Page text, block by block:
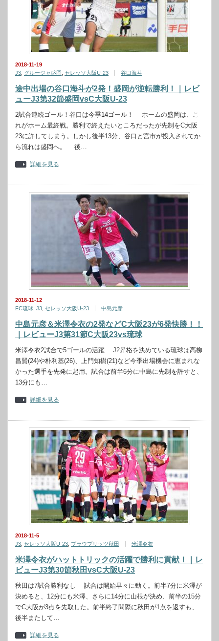
2018-11-19
J3 グルージャ盛岡 セレッソ大阪U-23 谷口海斗
途中出場の谷口海斗が2発！盛岡が逆転勝利！｜レビ
ューJ3第32節盛岡vsC大阪U-23
2試合連続ゴール！谷口は今季14ゴール！ ホームの盛岡は、こ
れがホーム最終戦。勝利で終えたいところだったが先制をC大阪
23に許してしまう。しかし後半13分、谷口と宮市が投入されてか
ら流れは盛岡へ。 後…
詳細を見る
2018-11-12
FC琉球 J3 セレッソ大阪U-23 中島元彦
中島元彦＆米澤令衣の2発などC大阪23が6発快勝！！
｜レビューJ3第31節C大阪23vs琉球
米澤令衣2試合で5ゴールの活躍 J2昇格を決めている琉球は高柳
昌賢(24)や朴利基(26)、上門知樹(21)など今季出場機会に恵まれな
かった選手を先発に起用。試合は前半6分に中島に先制を許すと、
13分にも…
詳細を見る
2018-11-5
J3 セレッソ大阪U-23 ブラウブリッツ秋田 米澤令衣
米澤令衣がハットトリックの活躍で勝利に貢献！｜レ
ビューJ3第30節秋田vsC大阪U-23
秋田は7試合勝利なし 試合は開始早々に動く。前半7分に米澤が
決めると、12分にも米澤、さらに14分に山根が決め、前半の15分
でC大阪が3点を先取した。前半終了間際に秋田が1点を返すも、
後半またして…
詳細を見る